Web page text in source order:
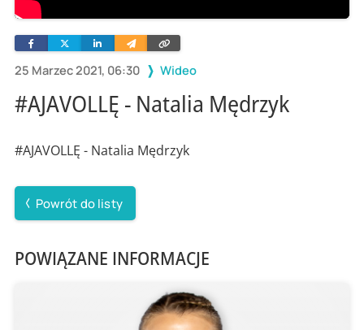
25 Marzec 2021, 06:30 Wideo
FacebookTwitterLinkedinWyślij
e-
Skopiuj
link
#AJAVOLLĘ - Natalia Mędrzyk
#AJAVOLLĘ - Natalia Mędrzyk
Powrót do listy
POWIĄZANE INFORMACJE